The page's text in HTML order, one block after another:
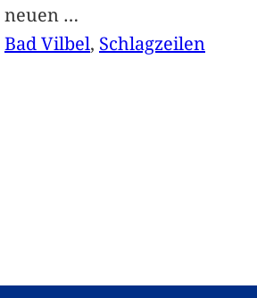
neuen …
Bad Vilbel, Schlagzeilen